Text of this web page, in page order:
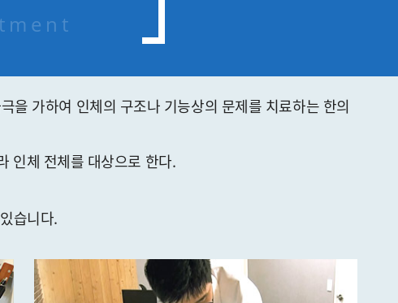
을 가하여 인체의 구조나 기능상의 문제를 치료하는 한의
인체 전체를 대상으로 한다.
습니다.